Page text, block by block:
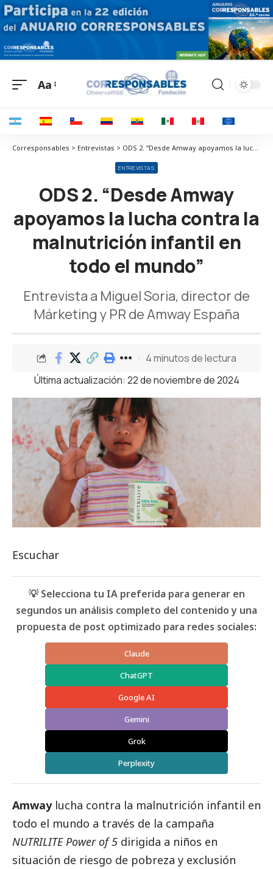
Aa
Corresponsables > Entrevistas > ODS 2. “Desde Amway apoyamos la lucha contra la malnutrición infantil en todo el mundo”
ENTREVISTAS
ODS 2. “Desde Amway
apoyamos la lucha contra la
malnutrición infantil en
todo el mundo”
Entrevista a Miguel Soria, director de
Márketing y PR de Amway España
Última actualización: 22 de noviembre de 2024
4 minutos de lectura
Escuchar
💡 Selecciona tu IA preferida para generar en
segundos un análisis completo del contenido y una
propuesta de post optimizado para redes sociales:
Claude
ChatGPT
Google AI
Gemini
Grok
Perplexity
Amwaylucha contra la malnutrición infantil en
todo el mundo a través de la campaña
NUTRILITEPower of 5 dirigida a niños en
situación de riesgo de pobreza y exclusión